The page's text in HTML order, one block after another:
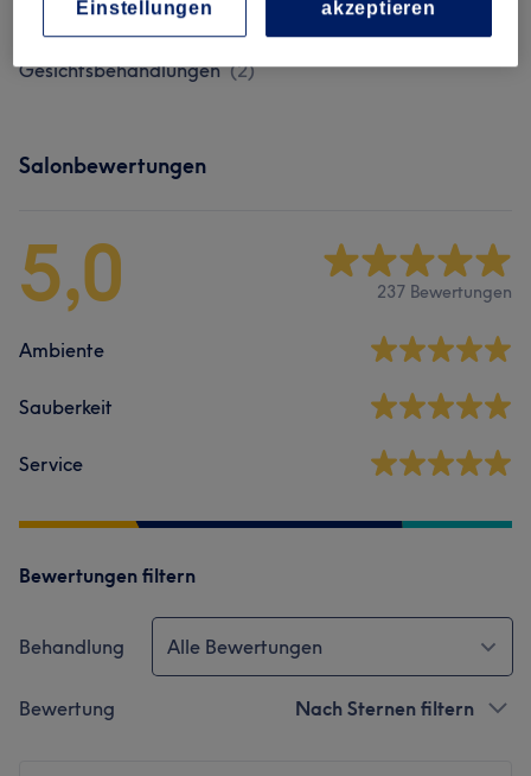
Zubuchbare Extras Zu Allen
Gesichtsbehandlungen (2)
Salonbewertungen
5,0 237 Bewertungen
Ambiente
Sauberkeit
Service
Bewertungen filtern
Behandlung Alle Bewertungen
Bewertung Nach Sternen filtern
akzeptieren
Einstellungen